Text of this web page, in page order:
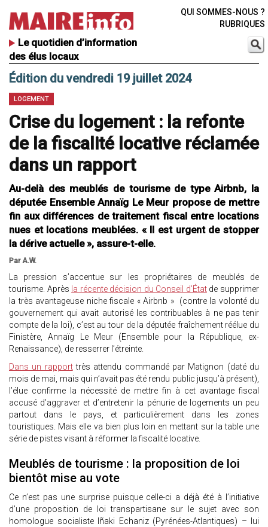
Le quotidien d’information
des élus locaux
QUI SOMMES-NOUS ?
RUBRIQUES
Édition du vendredi 19 juillet 2024
LOGEMENT
Crise du logement : la refonte
de la fiscalité locative réclamée
dans un rapport
Au-delà des meublés de tourisme de type Airbnb, la
députée Ensemble Annaïg Le Meur propose de mettre
fin aux différences de traitement fiscal entre locations
nues et locations meublées. « Il est urgent de stopper
la dérive actuelle », assure-t-elle.
Par A.W.
La pression s’accentue sur les propriétaires de meublés de
tourisme. Après la récente décision du Conseil d’Étatde supprimer
la très avantageuse niche fiscale « Airbnb » (contre la volonté du
gouvernement qui avait autorisé les contribuables à ne pas tenir
compte de la loi), c’est au tour de la députée fraîchement réélue du
Finistère, Annaïg Le Meur (Ensemble pour la République, ex-
Renaissance), de resserrer l’étreinte.
Dans un rapporttrès attendu commandé par Matignon (daté du
mois de mai, mais qui n’avait pas été rendu public jusqu’à présent),
l’élue confirme la nécessité de mettre fin à cet avantage fiscal
accusé d’aggraver et d’entretenir la pénurie de logements un peu
partout dans le pays, et particulièrement dans les zones
touristiques. Mais elle va bien plus loin en mettant sur la table une
série de pistes visant à réformer la fiscalité locative.
Meublés de tourisme : la proposition de loi
bientôt mise au vote
Ce n’est pas une surprise puisque celle-ci a déjà été à l’initiative
d’une proposition de loi transpartisane sur le sujet avec son
homologue socialiste Iñaki Echaniz (Pyrénées-Atlantiques) – lui